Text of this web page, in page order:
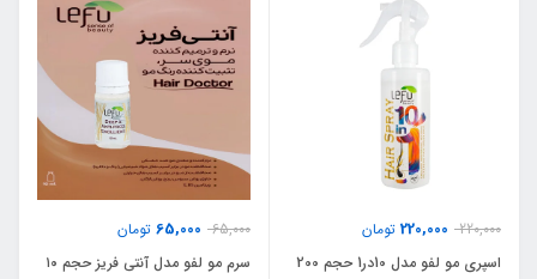
220,000
220,000 تومان
اسپری مو لفو مدل 10در1 حجم 200
65,000
65,000 تومان
سرم مو لفو مدل آنتی فریز حجم ۱۰